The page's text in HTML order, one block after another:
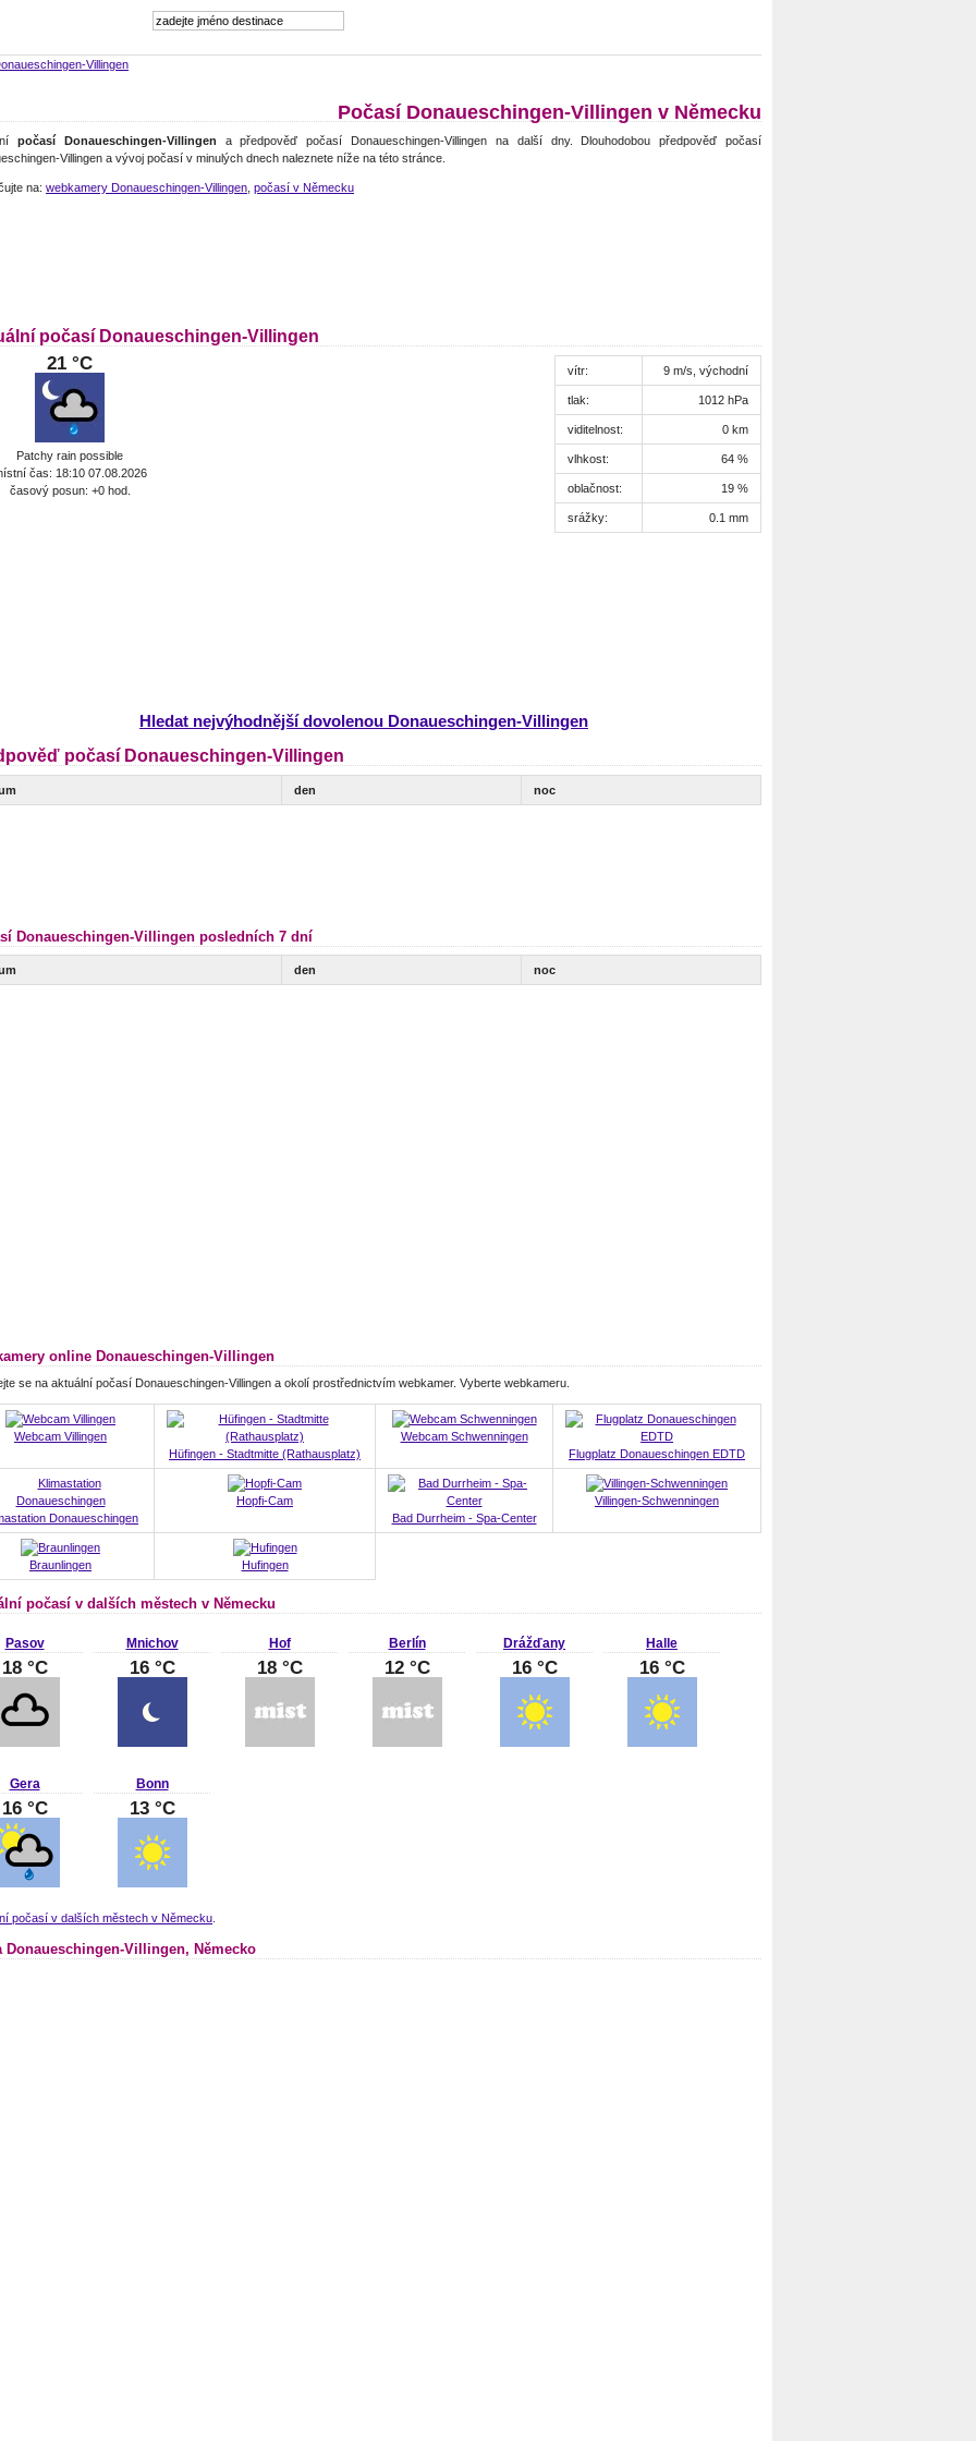
Villingen
Počasí Donaueschingen-Villingen v Německu
počasí Donaueschingen-Villingen a předpověď počasí Donaueschingen-Villingen na další dny. Dlouhodobou předpověď počasí
Villingen a vývoj počasí v minulých dnech naleznete níže na této stránce.
na: webkamery Donaueschingen-Villingen počasí v Německu
počasí Donaueschingen-Villingen
21 °C
Patchy rain possible
čas: 18:10 07.08.2026
časový posun: +0 hod.
vítr: 9 m/s, východní
tlak: 1012 hPa
viditelnost: 0 km
vlhkost: 64 %
oblačnost: 19 %
srážky: 0.1 mm
Hledat nejvýhodnější dovolenou Donaueschingen-Villingen
počasí Donaueschingen-Villingen
den noc
Donaueschingen-Villingen posledních 7 dní
den noc
online Donaueschingen-Villingen
se na aktuální počasí Donaueschingen-Villingen a okolí prostřednictvím webkamer. Vyberte webkameru.
Webcam Villingen
Hüfingen - Stadtmitte (Rathausplatz)
Webcam Schwenningen
Flugplatz Donaueschingen EDTD
Donaueschingen
Hopfi-Cam
Bad Durrheim - Spa-Center
Villingen-Schwenningen
Braunlingen Hufingen
počasí v dalších městech v Německu
Pasov
18 °C
Mnichov
16 °C
Hof
18 °C
Berlín
12 °C
Drážďany
16 °C
Halle
16 °C
Gera
16 °C
Bonn
13 °C
počasí v dalších městech v Německu
Donaueschingen-Villingen, Německo